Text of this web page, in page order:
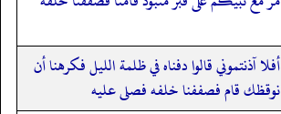
أفلا آذنتموني قالوا دفناه في ظلمة الليل فكرهنا أن
نوقظك قام فصففنا خلفه فصلى عليه